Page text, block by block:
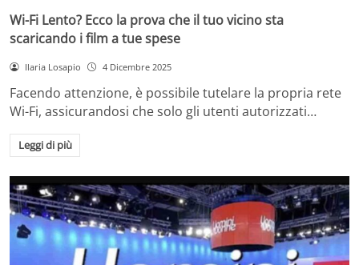
Wi-Fi Lento? Ecco la prova che il tuo vicino sta
scaricando i film a tue spese
Ilaria Losapio 4 Dicembre 2025
Facendo attenzione, è possibile tutelare la propria rete
Wi-Fi, assicurandosi che solo gli utenti autorizzati…
Leggi di più